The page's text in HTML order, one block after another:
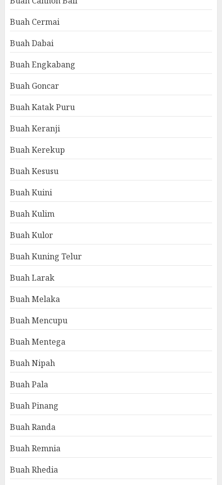
Buah Cermai
Buah Dabai
Buah Engkabang
Buah Goncar
Buah Katak Puru
Buah Keranji
Buah Kerekup
Buah Kesusu
Buah Kuini
Buah Kulim
Buah Kulor
Buah Kuning Telur
Buah Larak
Buah Melaka
Buah Mencupu
Buah Mentega
Buah Nipah
Buah Pala
Buah Pinang
Buah Randa
Buah Remnia
Buah Rhedia